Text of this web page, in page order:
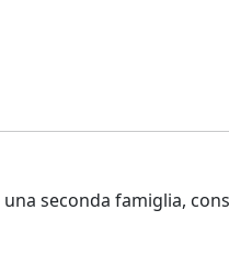
seconda famiglia,